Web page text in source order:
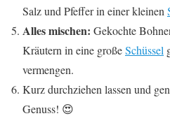
Salz und Pfeffer in einer kleinen
Alles mischen: Gekochte
Kräutern in eine großeSchüssel
vermengen.
Kurz durchziehen lassen und
Genuss! 😍